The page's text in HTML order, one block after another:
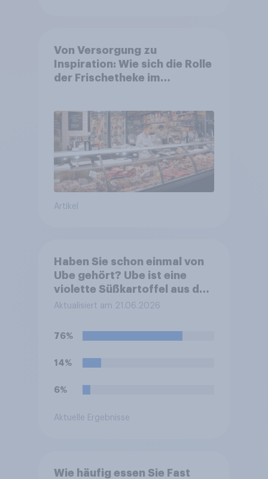
Von Versorgung zu
Inspiration: Wie sich die Rolle
der Frischetheke im
Artikel
Haben Sie schon einmal von
Ube gehört? Ube ist eine
violette Süßkartoffel aus den
Philippinen, die häufig zum
von Süßspeisen verwendet
Aktualisiert am 21.06.2026
76%
14%
6%
Aktuelle Ergebnisse
Wie häufig essen Sie Fast